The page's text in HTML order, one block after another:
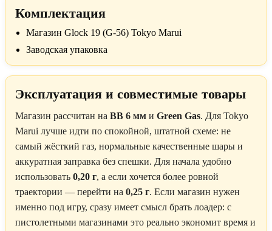
Комплектация
Магазин Glock 19 (G-56) Tokyo Marui
Заводская упаковка
Эксплуатация и совместимые товары
Магазин рассчитан на BB 6 мм и Green Gas. Для Tokyo
Marui лучше идти по спокойной, штатной схеме: не
самый жёсткий газ, нормальные качественные шары и
аккуратная заправка без спешки. Для начала удобно
использовать 0,20 г, а если хочется более ровной
траектории — перейти на 0,25 г. Если магазин нужен
именно под игру, сразу имеет смысл брать лоадер: с
пистолетными магазинами это реально экономит время и